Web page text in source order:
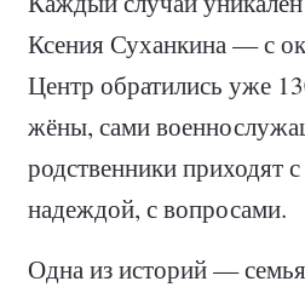
Ксения Суханкина — с
Центр обратились уже
жёны, сами
родственники приходят
надеждой, с вопросами.
Одна из историй —